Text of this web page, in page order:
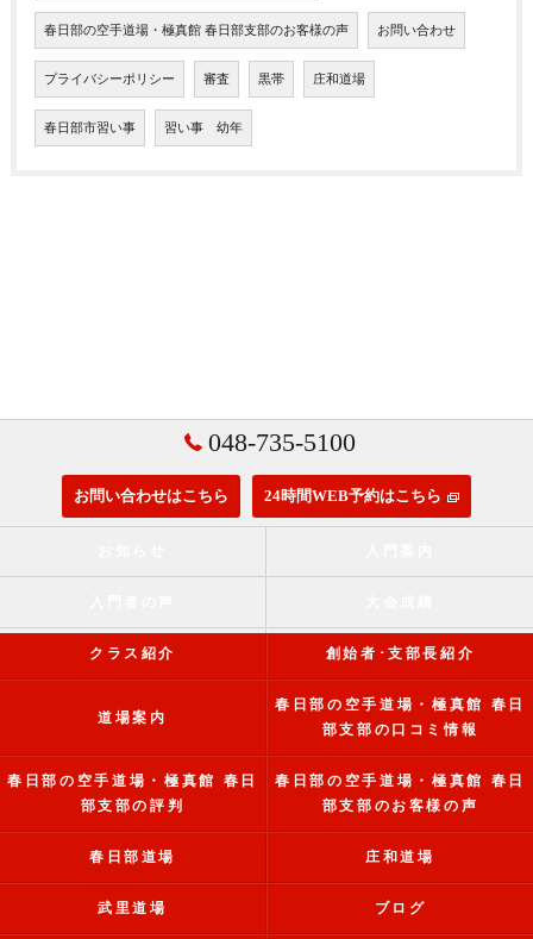
春日部の空手道場・極真館 春日部支部のお客様の声 お問い合わせ
プライバシーポリシー 審査 黒帯 庄和道場
春日部市習い事 習い事 幼年
048-735-5100
お問い合わせはこちら 24時間WEB予約はこちら
クラス紹介 創始者･支部長紹介
道場案内
春日部の空手道場・極真館 春日
部支部の口コミ情報
春日部の空手道場・極真館 春日
部支部の評判
春日部の空手道場・極真館 春日
部支部のお客様の声
春日部道場 庄和道場
武里道場 ブログ